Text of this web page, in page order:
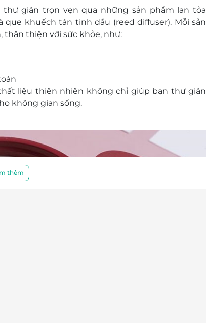
giãn trọn vẹn qua những sản phẩm lan tỏa
que khuếch tán tinh dầu (reed diffuser). Mỗi sản
thân thiện với sức khỏe, như:
liệu thiên nhiên không chỉ giúp bạn thư giãn
không gian sống.
thêm